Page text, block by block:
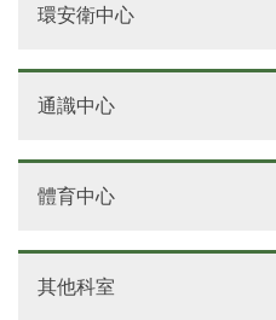
環安衛中心
通識中心
體育中心
其他科室